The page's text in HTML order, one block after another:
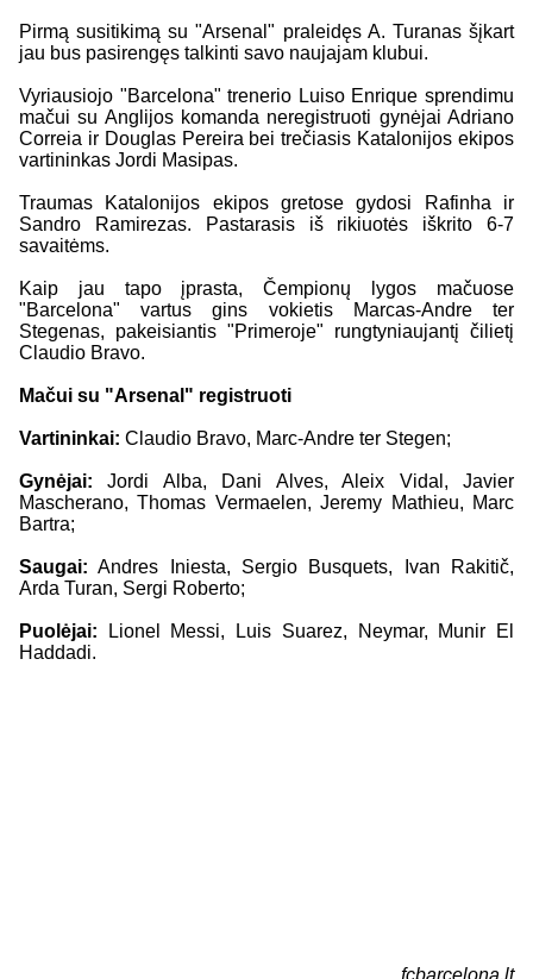
Pirmą susitikimą su "Arsenal" praleidęs A. Turanas šįkart
jau bus pasirengęs talkinti savo naujajam klubui.
Vyriausiojo "Barcelona" trenerio Luiso Enrique sprendimu
mačui su Anglijos komanda neregistruoti gynėjai Adriano
Correia ir Douglas Pereira bei trečiasis Katalonijos ekipos
vartininkas Jordi Masipas.
Traumas Katalonijos ekipos gretose gydosi Rafinha ir
Sandro Ramirezas. Pastarasis iš rikiuotės iškrito 6-7
savaitėms.
Kaip jau tapo įprasta, Čempionų lygos mačuose
"Barcelona" vartus gins vokietis Marcas-Andre ter
Stegenas, pakeisiantis "Primeroje" rungtyniaujantį čilietį
Claudio Bravo.
Mačui su "Arsenal" registruoti
Vartininkai: Claudio Bravo, Marc-Andre ter Stegen;
Gynėjai: Jordi Alba, Dani Alves, Aleix Vidal, Javier
Mascherano, Thomas Vermaelen, Jeremy Mathieu, Marc
Bartra;
Saugai: Andres Iniesta, Sergio Busquets, Ivan Rakitič,
Arda Turan, Sergi Roberto;
Puolėjai: Lionel Messi, Luis Suarez, Neymar, Munir El
Haddadi.
fcbarcelona.lt